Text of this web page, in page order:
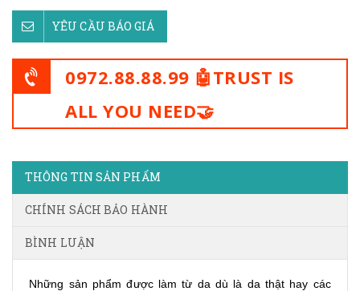
YÊU CẦU BÁO GIÁ
0972.88.88.99 🤖TRUST IS
ALL YOU NEED🤝
THÔNG TIN SẢN PHẨM
CHÍNH SÁCH BẢO HÀNH
BÌNH LUẬN
Những sản phẩm được làm từ da dù là da thật hay các